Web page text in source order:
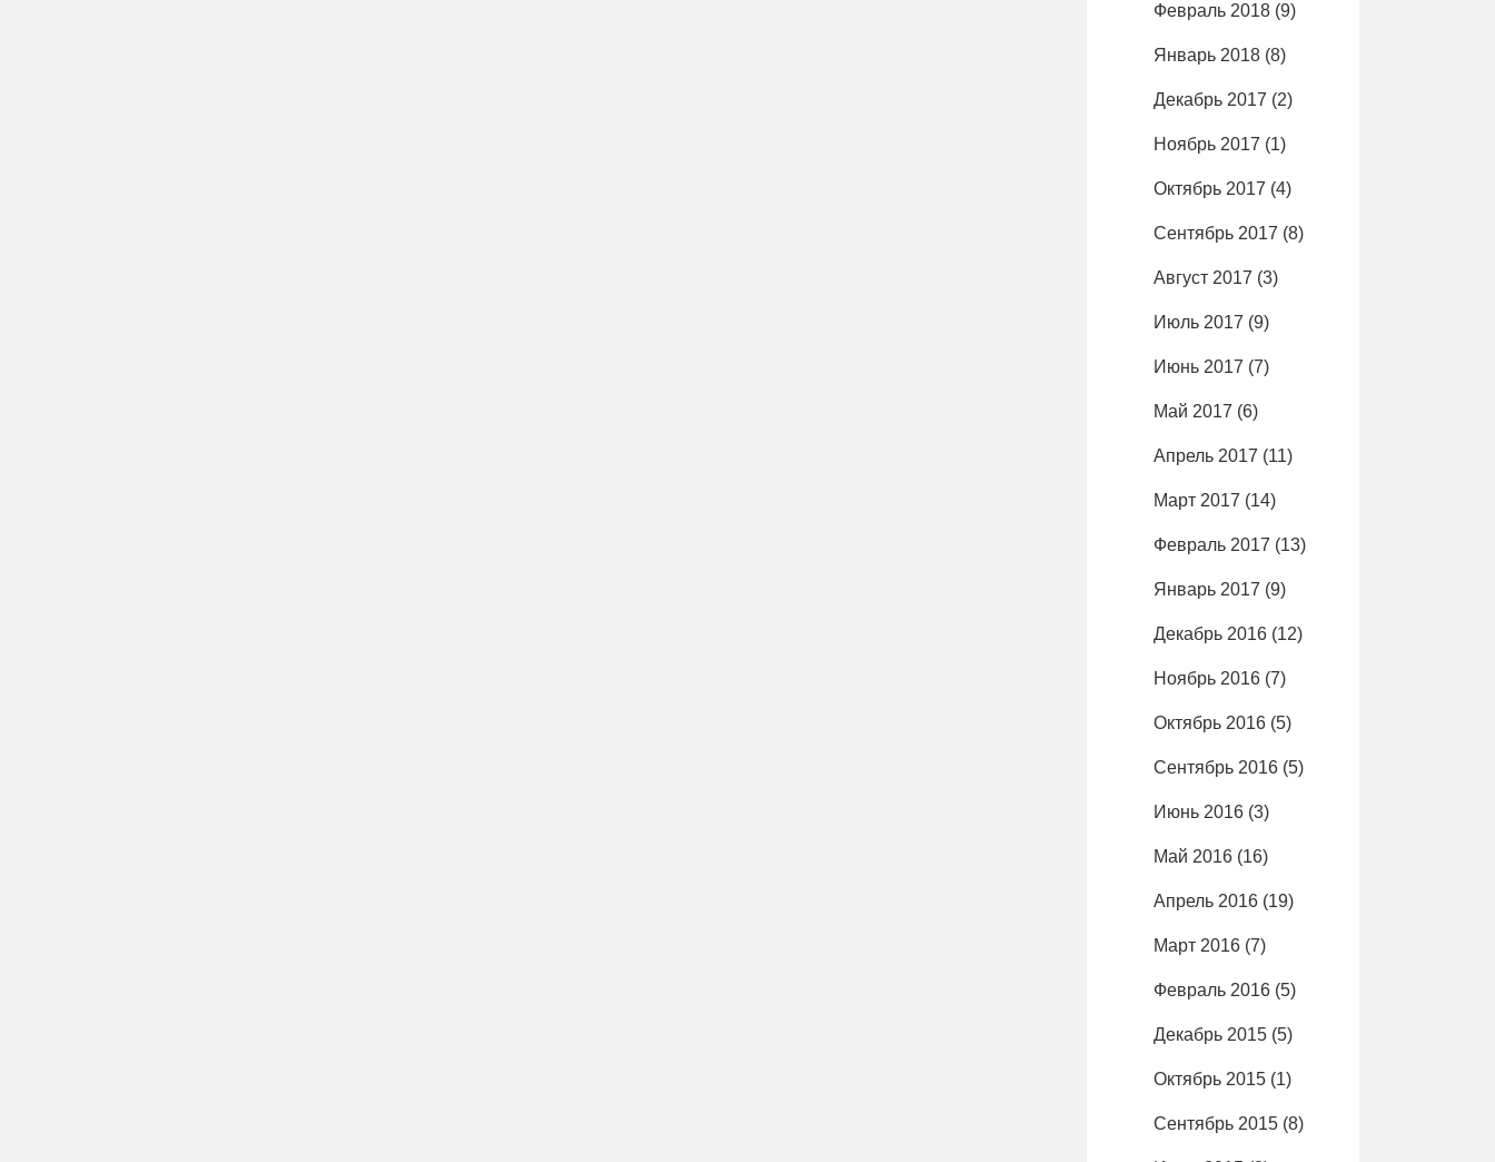
Февраль 2018 (9)
Январь 2018 (8)
Декабрь 2017 (2)
Ноябрь 2017 (1)
Октябрь 2017 (4)
Сентябрь 2017 (8)
Август 2017 (3)
Июль 2017 (9)
Июнь 2017 (7)
Май 2017 (6)
Апрель 2017 (11)
Март 2017 (14)
Февраль 2017 (13)
Январь 2017 (9)
Декабрь 2016 (12)
Ноябрь 2016 (7)
Октябрь 2016 (5)
Сентябрь 2016 (5)
Июнь 2016 (3)
Май 2016 (16)
Апрель 2016 (19)
Март 2016 (7)
Февраль 2016 (5)
Декабрь 2015 (5)
Октябрь 2015 (1)
Сентябрь 2015 (8)